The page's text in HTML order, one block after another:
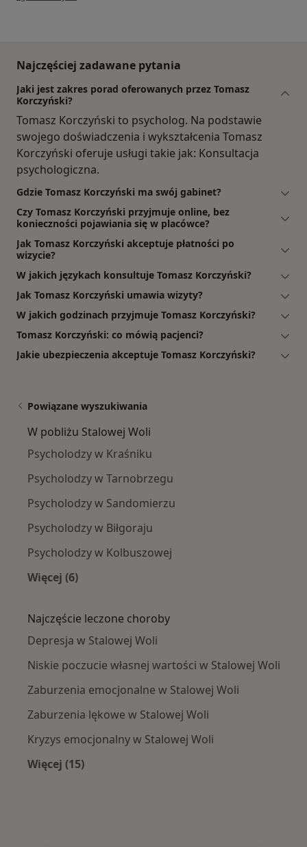
Najczęściej zadawane pytania
Jaki jest zakres porad oferowanych przez Tomasz
Korczyński?
Tomasz Korczyński to psycholog. Na podstawie
swojego doświadczenia i wykształcenia Tomasz
Korczyński oferuje usługi takie jak: Konsultacja
psychologiczna.
Gdzie Tomasz Korczyński ma swój gabinet?
Czy Tomasz Korczyński przyjmuje online, bez
konieczności pojawiania się w placówce?
Jak Tomasz Korczyński akceptuje płatności po
wizycie?
W jakich językach konsultuje Tomasz Korczyński?
Jak Tomasz Korczyński umawia wizyty?
W jakich godzinach przyjmuje Tomasz Korczyński?
Tomasz Korczyński: co mówią pacjenci?
Jakie ubezpieczenia akceptuje Tomasz Korczyński?
Powiązane wyszukiwania
W pobliżu Stalowej Woli
Psycholodzy w Kraśniku
Psycholodzy w Tarnobrzegu
Psycholodzy w Sandomierzu
Psycholodzy w Biłgoraju
Psycholodzy w Kolbuszowej
Więcej (6)
Najczęście leczone choroby
Depresja w Stalowej Woli
Niskie poczucie własnej wartości w Stalowej Woli
Zaburzenia emocjonalne w Stalowej Woli
Zaburzenia lękowe w Stalowej Woli
Kryzys emocjonalny w Stalowej Woli
Więcej (15)